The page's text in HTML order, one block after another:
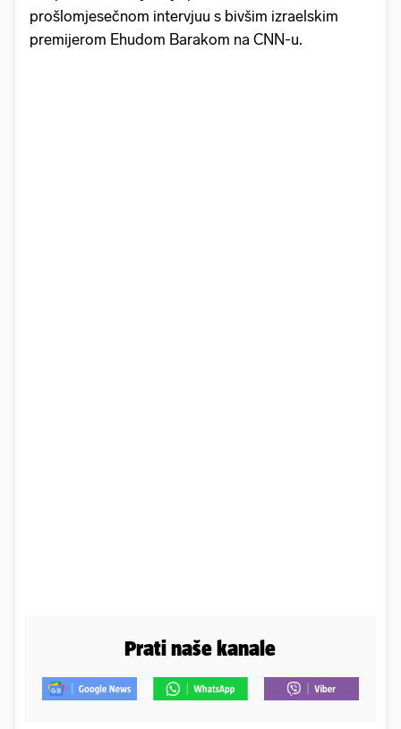
prošlomjesečnom intervjuu s bivšim izraelskim
premijerom Ehudom Barakom na CNN-u.
Prati naše kanale